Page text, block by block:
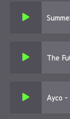
The
Ayco -